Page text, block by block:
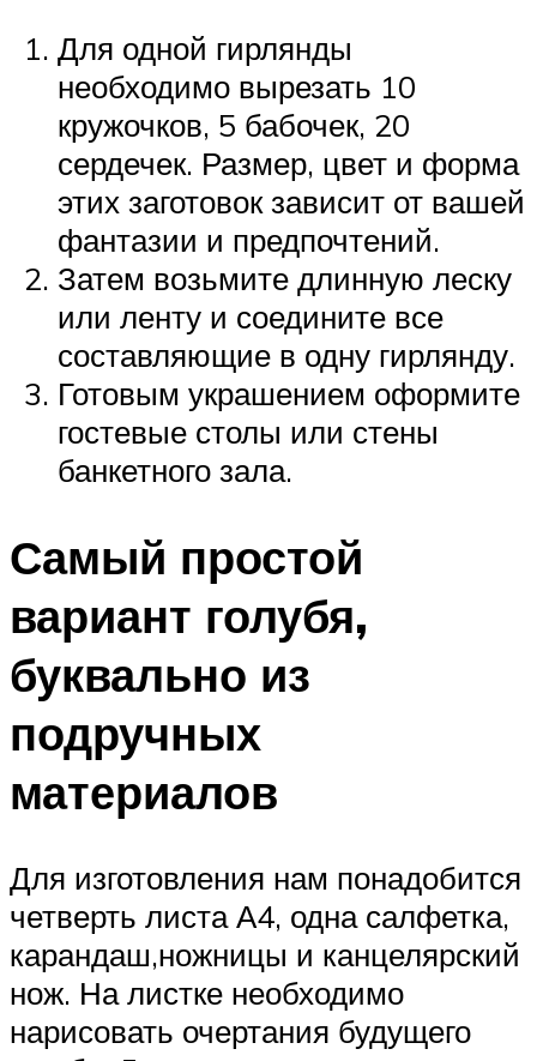
Для одной гирлянды
необходимо вырезать 10
кружочков, 5 бабочек, 20
сердечек. Размер, цвет и форма
этих заготовок зависит от вашей
фантазии и предпочтений.
Затем возьмите длинную леску
или ленту и соедините все
составляющие в одну гирлянду.
Готовым украшением оформите
гостевые столы или стены
банкетного зала.
Самый простой
вариант голубя,
буквально из
подручных
материалов
Для изготовления нам понадобится
четверть листа А4, одна салфетка,
карандаш,ножницы и канцелярский
нож. На листке необходимо
нарисовать очертания будущего